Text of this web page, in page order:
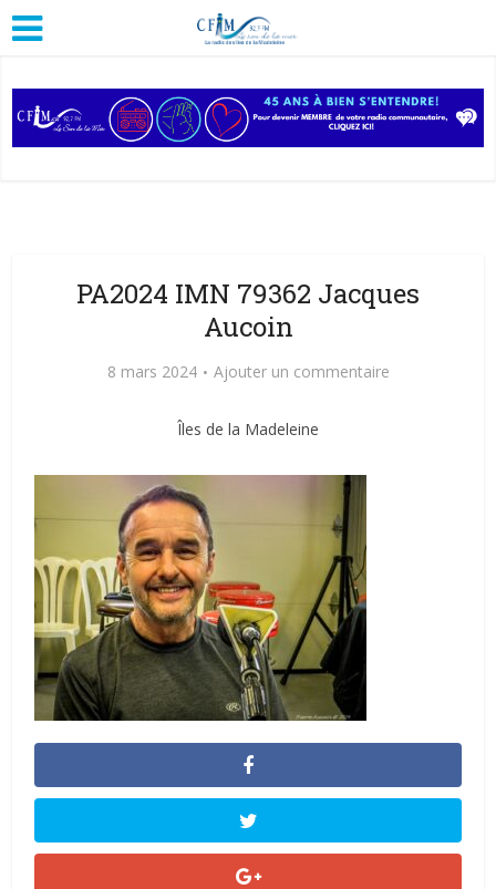
PA2024 IMN 79362 Jacques
Aucoin
8 mars 2024 Ajouter un commentaire
Îles de la Madeleine